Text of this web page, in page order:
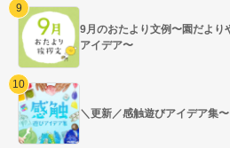
9月のおたより文例〜園だより
アイデア〜
＼更新／感触遊びアイデア集